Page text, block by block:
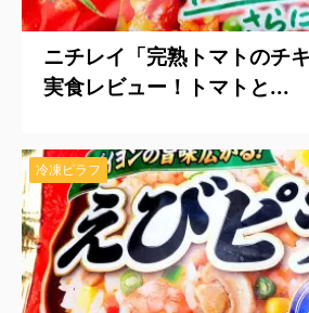
ニチレイ「完熟トマトのチ
実食レビュー！トマトと...
冷凍ピラフ